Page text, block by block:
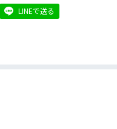
LINEで送る